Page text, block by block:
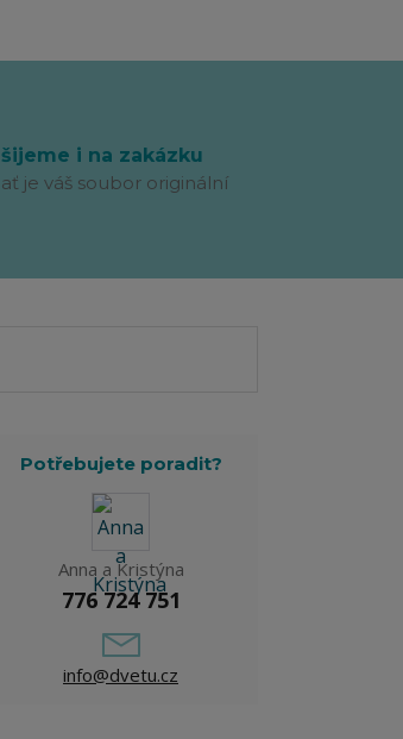
šijeme i na zakázku
ať je váš soubor originální
Potřebujete poradit?
Anna a Kristýna
776 724 751
info@dvetu.cz